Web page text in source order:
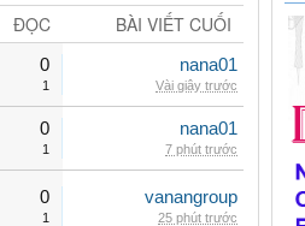
ĐỌC BÀI VIẾT CUỐI
0
1
nana01
Vài giây trước
0
1
nana01
7 phút trước
0
1
vanangroup
25 phút trước